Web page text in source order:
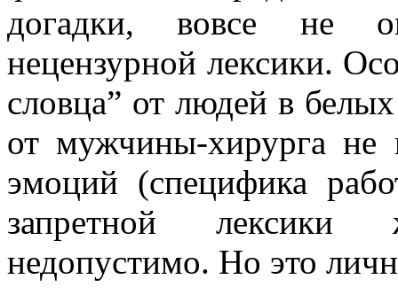
догадки, вовсе не
нецензурной лексики.
словца” от людей в
от мужчины-хирурга не
эмоций (специфика
запретной
недопустимо. Но это